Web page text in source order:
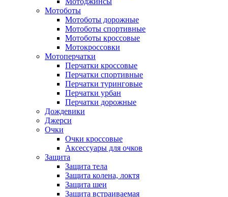
Мотоботы
Мотоботы дорожные
Мотоботы спортивные
Мотоботы кроссовые
Мотокроссовки
Мотоперчатки
Перчатки кроссовые
Перчатки спортивные
Перчатки туринговые
Перчатки урбан
Перчатки дорожные
Дождевики
Джерси
Очки
Очки кроссовые
Аксессуары для очков
Защита
Защита тела
Защита колена, локтя
Защита шеи
Защита встраиваемая